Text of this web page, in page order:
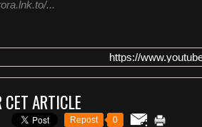
...
https://
CET ARTICLE
Repost 0